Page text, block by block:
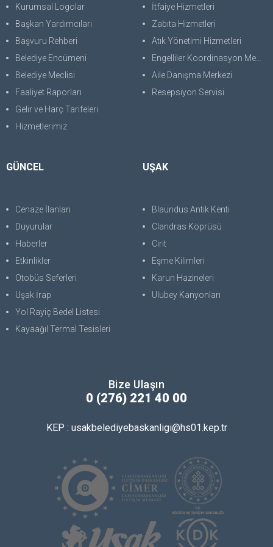
Kurumsal Logolar
Başkan Yardımcıları
Başvuru Rehberi
Belediye Encümeni
Belediye Meclisi
Faaliyet Raporları
Gelir ve Harç Tarifeleri
Hizmetlerimiz
İtfaiye Hizmetleri
Zabıta Hizmetleri
Atık Yönetimi Hizmetleri
Engelliler Koordinasyon Merkezi
Aile Danışma Merkezi
Resepsiyon Servisi
GÜNCEL
Cenaze İlanları
Duyurular
Haberler
Etkinlikler
Otobüs Seferleri
Uşak İrap
Yol Rayiç Bedel Listesi
Kayaağıl Termal Tesisleri
UŞAK
Blaundus Antik Kenti
Clandras Köprüsü
Cirit
Eşme Kilimleri
Karun Hazineleri
Ulubey Kanyonları
Bize Ulaşın
0 (276) 221 40 00
KEP : usakbelediyebaskanligi@hs01.kep.tr